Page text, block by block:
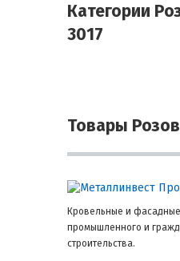
Категории
3017
Товары
Кровельные и
промышленного и
строительства.